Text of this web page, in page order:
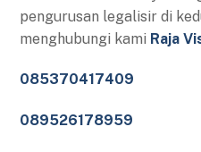
pengurusan legalisir di
menghubungi kami Raja
085370417409
089526178959